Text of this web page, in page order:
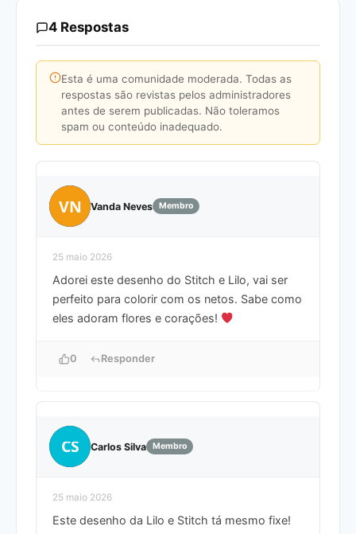
4 Respostas
Esta é uma comunidade moderada. Todas as
respostas são revistas pelos administradores
antes de serem publicadas. Não toleramos
spam ou conteúdo inadequado.
VN Vanda Neves Membro
25 maio 2026
Adorei este desenho do Stitch e Lilo, vai ser
perfeito para colorir com os netos. Sabe como
eles adoram flores e corações!
0 Responder
CS Carlos Silva Membro
25 maio 2026
Este desenho da Lilo e Stitch tá mesmo fixe!